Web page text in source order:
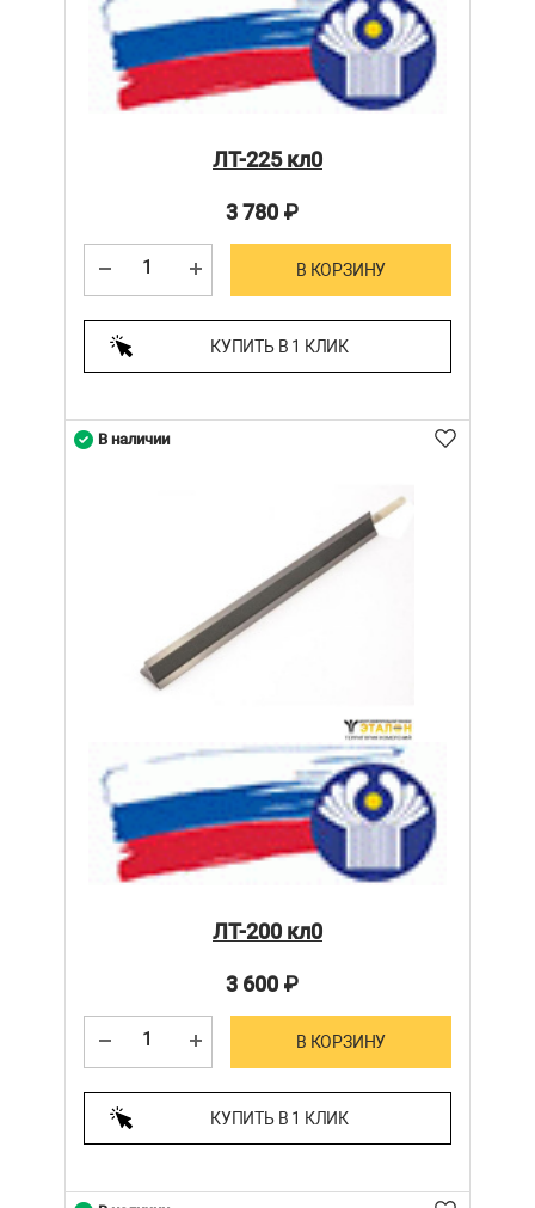
ЛТ-225 кл0
3 780₽
В КОРЗИНУ
КУПИТЬ В 1 КЛИК
ЛТ-200 кл0
3 600₽
В КОРЗИНУ
КУПИТЬ В 1 КЛИК
В наличии